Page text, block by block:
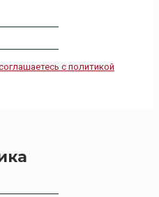
с политикой